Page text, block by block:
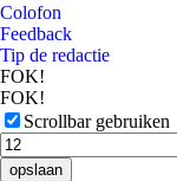
Colofon
Feedback
Tip de redactie
FOK!
FOK!
Scrollbar gebruiken
opslaan